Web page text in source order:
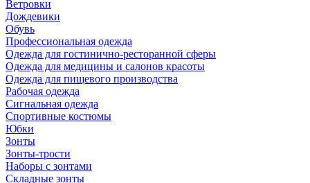
Ветровки
Дождевики
Обувь
Профессиональная одежда
Одежда для гостинично-ресторанной сферы
Одежда для медицины и салонов красоты
Одежда для пищевого производства
Рабочая одежда
Сигнальная одежда
Спортивные костюмы
Юбки
Зонты
Зонты-трости
Наборы с зонтами
Складные зонты